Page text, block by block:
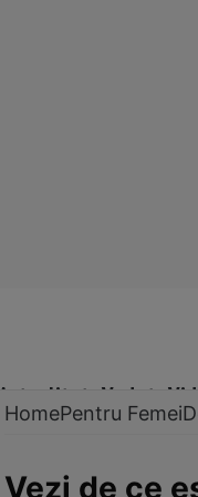
Actualitate Vedete
HomePentru Femei
Vezi de ce